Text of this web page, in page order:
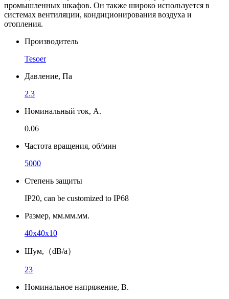
промышленных шкафов. Он также широко используется в
системах вентиляции, кондиционирования воздуха и
отопления.
Производитель
Tesoer
Давление, Па
2.3
Номинальный ток, А.
0.06
Частота вращения, об/мин
5000
Степень защиты
IP20, can be customized to IP68
Размер, мм.мм.мм.
40x40x10
Шум,（dB/a）
23
Номинальное напряжение, В.